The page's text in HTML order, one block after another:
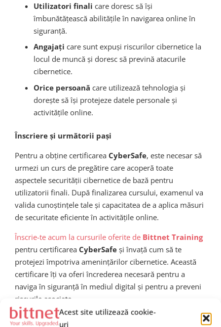
Acest site utilizează cookie-
uri
Utilizatori finali care doresc să își
îmbunătățească abilitățile în navigarea online în
siguranță.
Angajați care sunt expuși riscurilor cibernetice la
locul de muncă și doresc să prevină atacurile
cibernetice.
Orice persoană care utilizează tehnologia și
dorește să își protejeze datele personale și
activitățile online.
Înscriere și următorii pași
Pentru a obține certificarea CyberSafe, este necesar să
urmezi un curs de pregătire care acoperă toate
aspectele securității cibernetice de bază pentru
utilizatorii finali. După finalizarea cursului, examenul va
valida cunoștințele tale și capacitatea de a aplica măsuri
de securitate eficiente în activitățile online.
Înscrie-te acum la cursurile oferite de Bittnet Training
pentru certificarea CyberSafe și învață cum să te
protejezi împotriva amenințărilor cibernetice. Această
certificare îți va oferi încrederea necesară pentru a
naviga în siguranță în mediul digital și pentru a preveni
riscurile asociate.